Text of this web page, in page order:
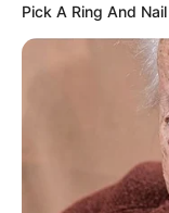
Pick A Ring And